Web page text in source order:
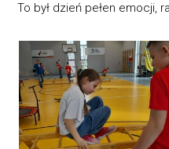
To był dzień pełen emocji,